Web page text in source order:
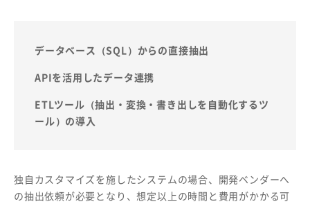
データベース（SQL）からの直接抽出
APIを活用したデータ連携
ETLツール（抽出・変換・書き出しを自動化するツ
ール）の導入
独自カスタマイズを施したシステムの場合、開発ベンダーへ
の抽出依頼が必要となり、想定以上の時間と費用がかかる可